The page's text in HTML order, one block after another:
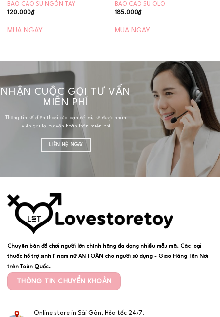
BAO CAO SU NGÓN TAY
120.000₫
MUA NGAY
BAO CAO SU OLO
185.000₫
MUA NGAY
NHẬN CUỘC GỌI TƯ VẤN
MIỄN PHÍ
Thông tin số điện thoại của bạn để lại, sẽ được nhân
viên gọi lại tư vấn hoàn toàn miễn phí
LIÊN HỆ NGAY
Chuyên bán đồ chơi người lớn chính hãng đa dạng nhiều mẫu mã. Các loại
thuốc hỗ trợ sinh lí nam nữ AN TOÀN cho người sử dụng - Giao Hàng Tận Nơi
trên Toàn Quốc.
THÔNG TIN CHUYỂN KHOẢN
Online store in Sài Gòn, Hỏa tốc 24/7.